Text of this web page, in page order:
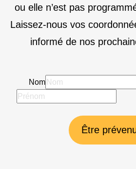
ou elle n’est pas
Laissez-nous vos
informé de nos
Nom
Être